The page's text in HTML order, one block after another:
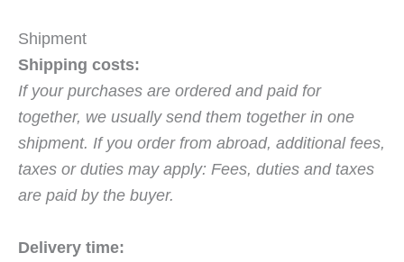
Shipment
Shipping costs:
If your purchases are ordered and paid for
together, we usually send them together in one
shipment. If you order from abroad, additional fees,
taxes or duties may apply: Fees, duties and taxes
are paid by the buyer.
Delivery time: